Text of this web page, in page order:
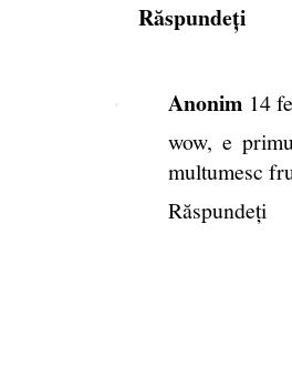
Răspundeți
Anonim 14
wow, e
multumesc
Răspundeți